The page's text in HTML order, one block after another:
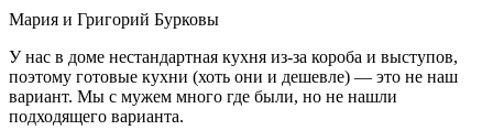
Мария и Григорий Бурковы
У нас в доме нестандартная кухня из-за короба и выступов,
поэтому готовые кухни (хоть они и дешевле) — это не наш
вариант. Мы с мужем много где были, но не нашли
подходящего варианта.